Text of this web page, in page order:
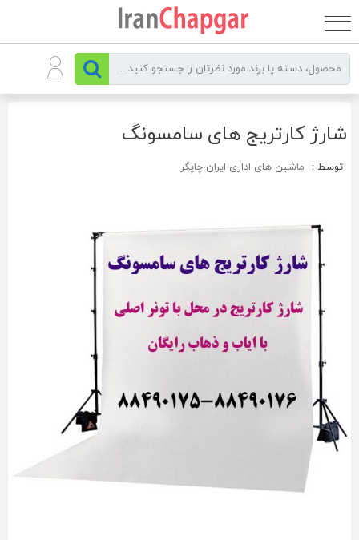
به
شارژ کارتریج های سامسونگ
توسط : ماشین های اداری ایران چاپگر